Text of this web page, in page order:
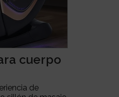
cuerpo
de